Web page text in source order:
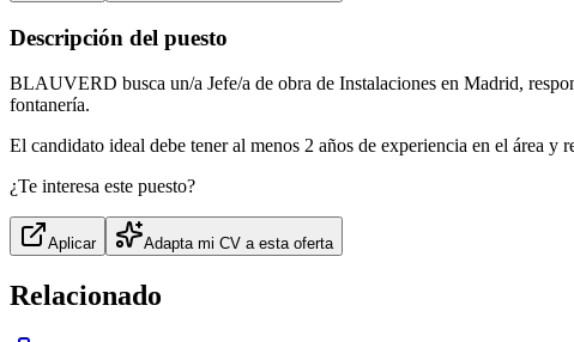
Descripción del puesto
BLAUVERD busca un/a Jefe/a de obra de Instalaciones en Madrid,
fontanería.
El candidato ideal debe tener al menos 2 años de experiencia en el área
¿Te interesa este puesto?
Aplicar Adapta mi CV a esta oferta
Relacionado